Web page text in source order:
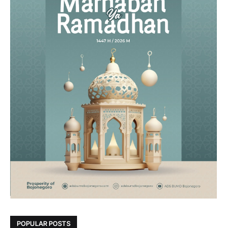
POPULAR POSTS